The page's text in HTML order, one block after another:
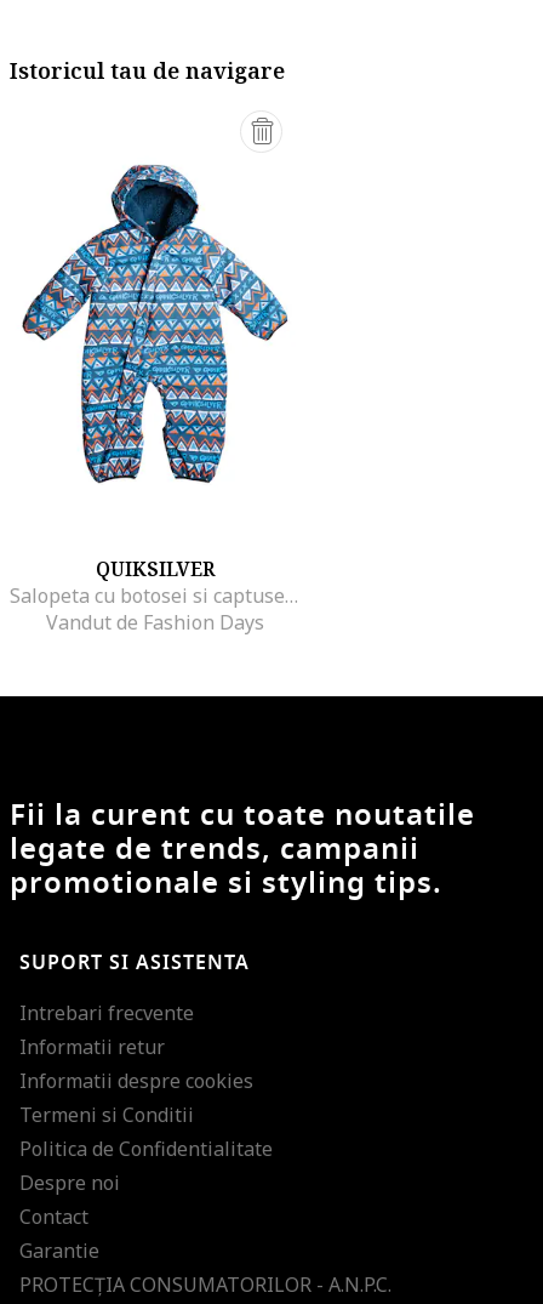
Istoricul tau de navigare
QUIKSILVER
Salopeta cu botosei si captuseala pufoasa pentru ski
Vandut de Fashion Days
Fii la curent cu toate noutatile
legate de trends, campanii
promotionale si styling tips.
SUPORT SI ASISTENTA
Intrebari frecvente
Informatii retur
Informatii despre cookies
Termeni si Conditii
Politica de Confidentialitate
Despre noi
Contact
Garantie
PROTECŢIA CONSUMATORILOR - A.N.P.C.